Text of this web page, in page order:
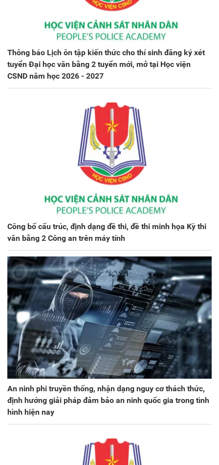
Thông báo Lịch ôn tập kiến thức cho thí sinh đăng ký xét
tuyển Đại học văn bằng 2 tuyển mới, mở tại Học viện
CSND năm học 2026 - 2027
Công bố cấu trúc, định dạng đề thi, đề thi minh họa Kỳ thi
văn bằng 2 Công an trên máy tính
An ninh phi truyền thống, nhận dạng nguy cơ thách thức,
định hướng giải pháp đảm bảo an ninh quốc gia trong tình
hình hiện nay